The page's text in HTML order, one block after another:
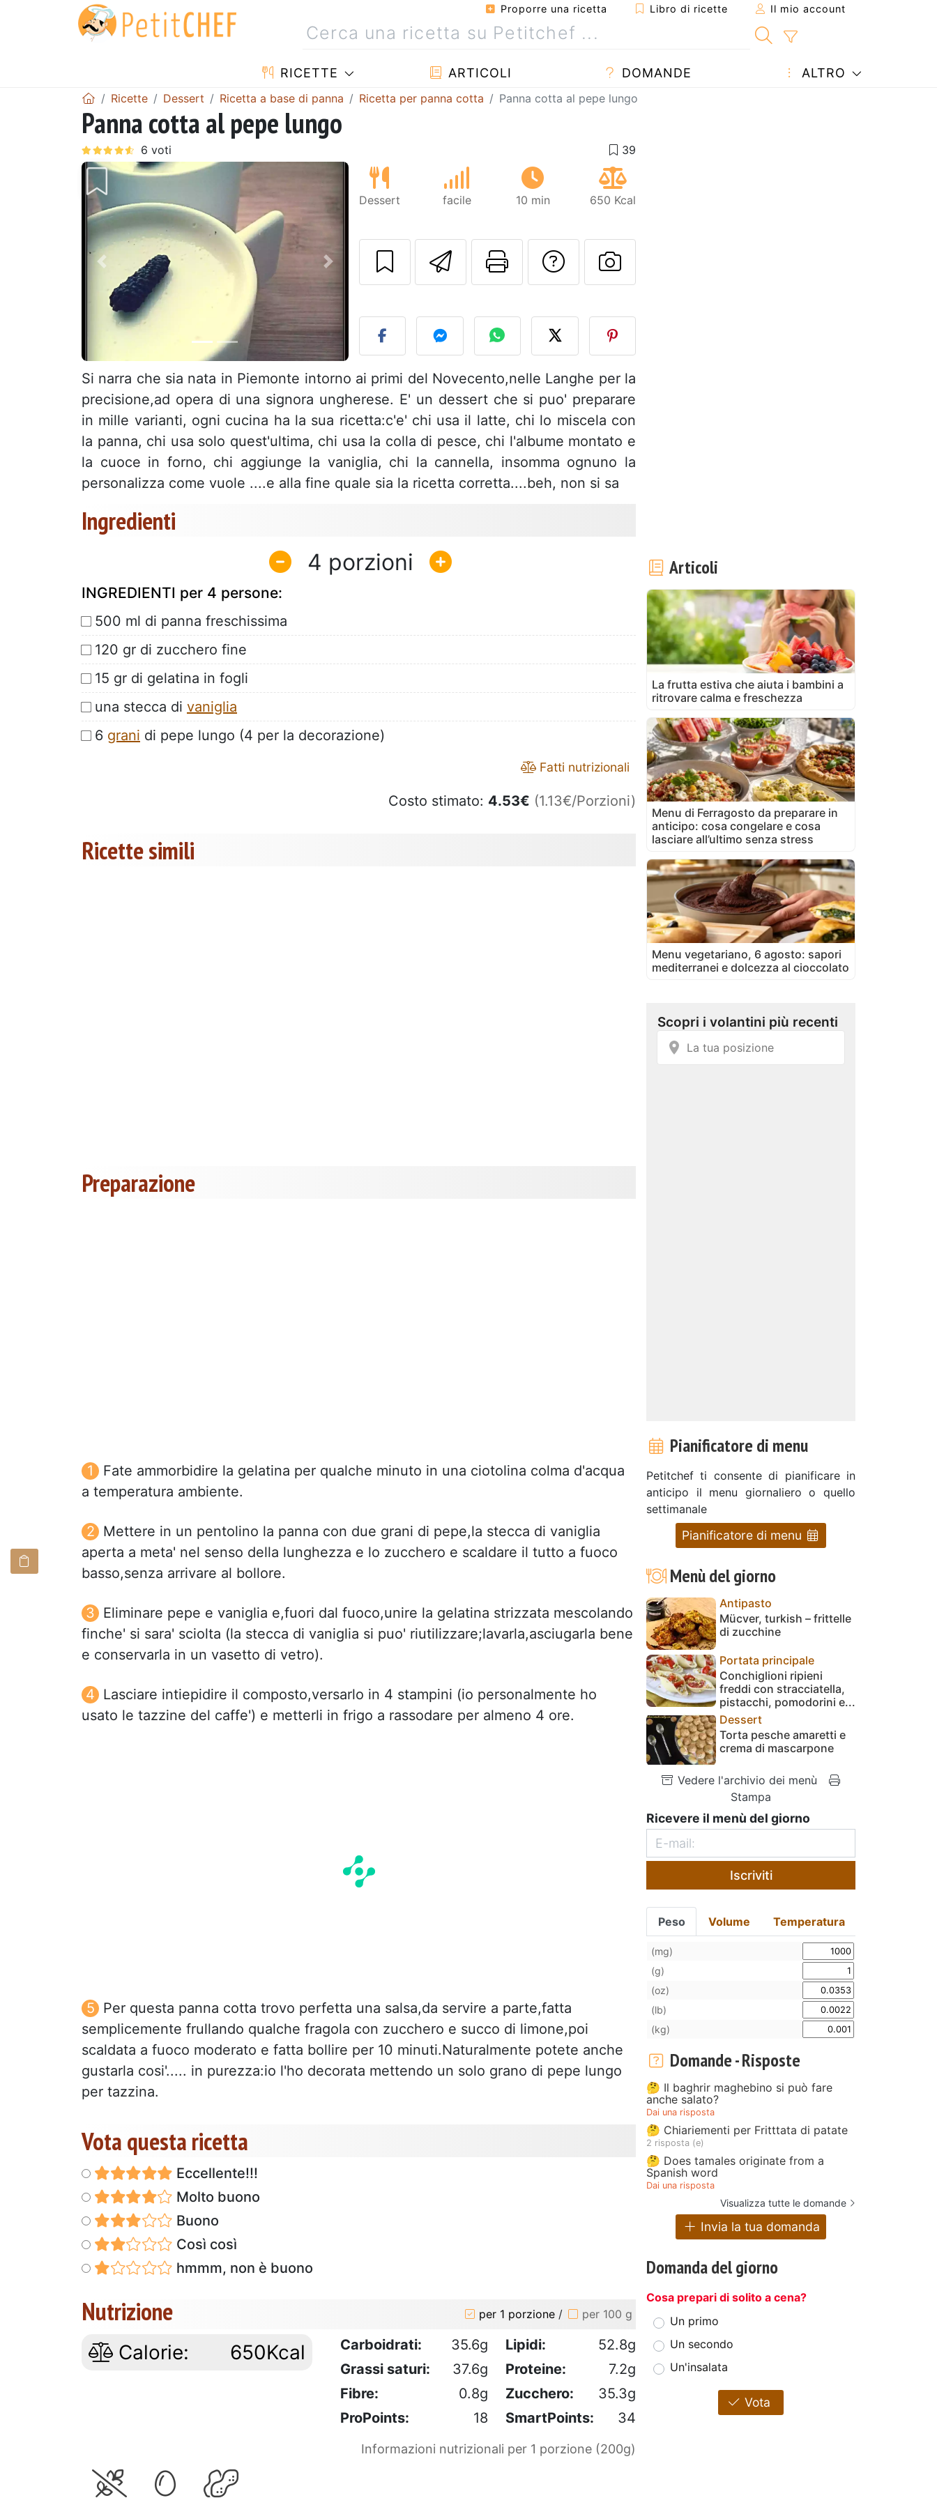
Proporre una ricetta Libro di ricette Il mio account
RICETTE ARTICOLI DOMANDE ALTRO
Ricette Dessert Ricetta a base di panna Ricetta per panna cotta Panna cotta al pepe lungo
Panna cotta al pepe lungo
Precedente Prossimo
Dessert facile 10 min 650 Kcal
Invia questa ricetta ad un amico
Stampa la ricetta
Contatta l'autore della Ricetta
Pubblica la foto di questa
Si narra che sia nata in Piemonte intorno ai primi del Novecento,nelle Langhe per la
precisione,ad opera di una signora ungherese. E' un dessert che si puo' preparare
in mille varianti, ogni cucina ha la sua ricetta:c'e' chi usa il latte, chi lo miscela con
la panna, chi usa solo quest'ultima, chi usa la colla di pesce, chi l'albume montato e
la cuoce in forno, chi aggiunge la vaniglia, chi la cannella, insomma ognuno la
personalizza come vuole ....e alla fine quale sia la ricetta corretta....beh, non si sa
Ingredienti
4
INGREDIENTI per 4 persone:
500 ml di panna freschissima
120 gr di zucchero fine
15 gr di gelatina in fogli
una stecca di vaniglia
6 grani di pepe lungo (4 per la decorazione)
Fatti nutrizionali
Costo stimato: 4.53€ (1.13€/Porzioni)
Ricette simili
Preparazione
Fate ammorbidire la gelatina per qualche minuto in una ciotolina colma d'acqua
a temperatura ambiente.
Mettere in un pentolino la panna con due grani di pepe,la stecca di vaniglia
aperta a meta' nel senso della lunghezza e lo zucchero e scaldare il tutto a fuoco
basso,senza arrivare al bollore.
Eliminare pepe e vaniglia e,fuori dal fuoco,unire la gelatina strizzata mescolando
finche' si sara' sciolta (la stecca di vaniglia si puo' riutilizzare;lavarla,asciugarla bene
e conservarla in un vasetto di vetro).
Lasciare intiepidire il composto,versarlo in 4 stampini (io personalmente ho
usato le tazzine del caffe') e metterli in frigo a rassodare per almeno 4 ore.
Per questa panna cotta trovo perfetta una salsa,da servire a parte,fatta
semplicemente frullando qualche fragola con zucchero e succo di limone,poi
scaldata a fuoco moderato e fatta bollire per 10 minuti.Naturalmente potete anche
gustarla cosi'..... in purezza:io l'ho decorata mettendo un solo grano di pepe lungo
per tazzina.
Vota questa ricetta
Eccellente!!!
Molto buono
Buono
Così così
hmmm, non è buono
Nutrizione per 1 porzione / per 100 g
Calorie: 650Kcal Carboidrati: 35.6g Lipidi:
52.8g
Grassi saturi:
37.6g Proteine:
7.2g
Fibre:
0.8g Zucchero:
35.3g
ProPoints:
18 SmartPoints: 34
Informazioni nutrizionali per 1 porzione (200g)
Articoli
La frutta estiva che aiuta i bambini a
ritrovare calma e freschezza
Menu di Ferragosto da preparare in
anticipo: cosa congelare e cosa
lasciare all’ultimo senza stress
Menu vegetariano, 6 agosto: sapori
mediterranei e dolcezza al cioccolato
Pianificatore di menu
Petitchef ti consente di pianificare in
anticipo il menu giornaliero o quello
settimanale
Pianificatore di menu
Menù del giorno
Antipasto
Mücver, turkish – frittelle
di zucchine
Portata principale
Conchiglioni ripieni
freddi con stracciatella,
pistacchi, pomodorini e...
Dessert
Torta pesche amaretti e
crema di mascarpone
Vedere l'archivio dei menù
Stampa
Ricevere il menù del giorno
Iscriviti
Peso Volume Temperatura
(mg)
(g)
(oz)
(lb)
(kg)
Domande - Risposte
🤔 Il baghrir maghebino si può fare
anche salato?
Dai una risposta
🤔 Chiariementi per Fritttata di patate
2 risposta (e)
🤔 Does tamales originate from a
Spanish word
Dai una risposta
Visualizza tutte le domande
Invia la tua domanda
Domanda del giorno
Cosa prepari di solito a cena?
Un primo
Un secondo
Un'insalata
Vota